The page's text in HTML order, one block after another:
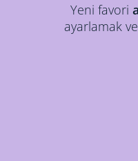
Yeni favori
ayarlamak